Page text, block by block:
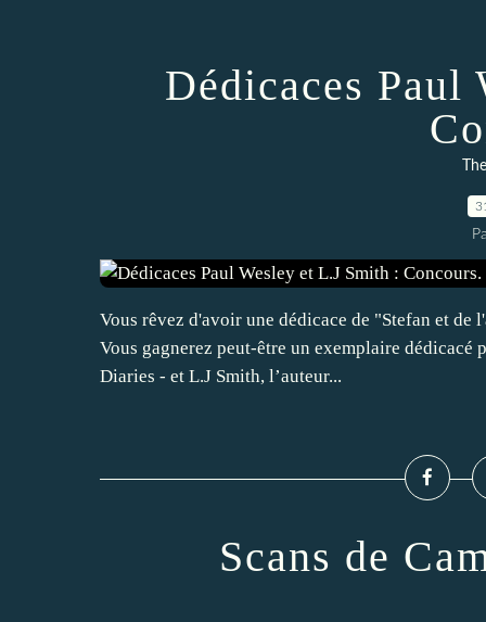
Dédicaces Paul
Vous rêvez d'avoir une dédicace de "Stefan et
Vous gagnerez peut-être un exemplaire dédicacé
Diaries - et L.J Smith, l’auteur...
Scans de